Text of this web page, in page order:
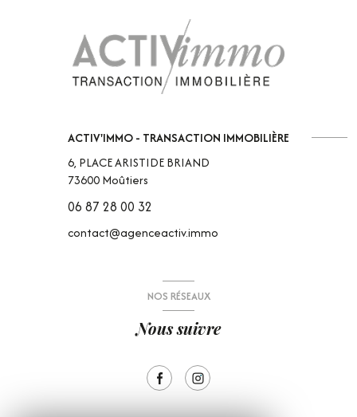
ACTIV'IMMO - TRANSACTION IMMOBILIÈRE
6, PLACE ARISTIDE BRIAND
73600Moûtiers
06 87 28 00 32
contact@agenceactiv.immo
NOS RÉSEAUX
Nous suivre